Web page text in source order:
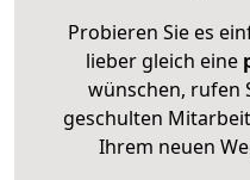
Probieren Sie es
lieber gleich eine
wünschen, rufen
geschulten
Ihrem neuen